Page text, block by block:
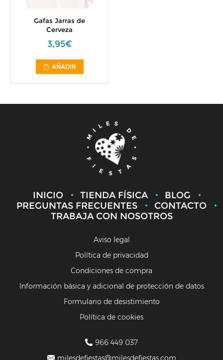
Gafas Jarras de
Cerveza
3,95€
AÑADIR
INICIO TIENDA FÍSICA
BLOG
PREGUNTAS FRECUENTES
CONTACTO
TRABAJA CON NOSOTROS
Aviso legal
Política de privacidad
Condiciones de compra
Información básica y adicional de protección de datos
Formulario de desistimiento
Política de cookies
966 449 037
milesdefiestas@milesdefiestas.com